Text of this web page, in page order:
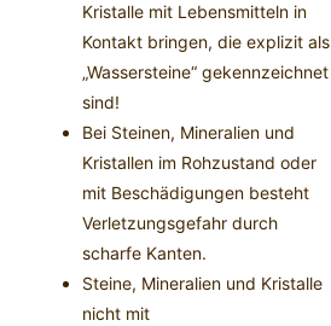
Kristalle mit Lebensmitteln in
Kontakt bringen, die explizit als
„Wassersteine“ gekennzeichnet
sind!
Bei Steinen, Mineralien und
Kristallen im Rohzustand oder
mit Beschädigungen besteht
Verletzungsgefahr durch
scharfe Kanten.
Steine, Mineralien und Kristalle
nicht mit